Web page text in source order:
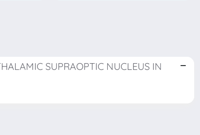
SUPRAOPTIC NUCLEUS IN